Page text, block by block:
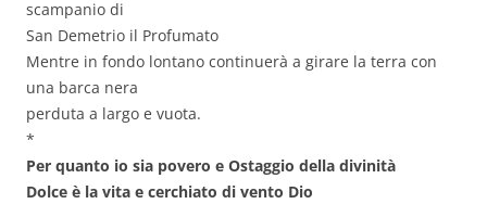
scampanio di
San Demetrio il Profumato
Mentre in fondo lontano continuerà a girare la terra con
una barca nera
perduta a largo e vuota.
*
Per quanto io sia povero e Ostaggio della divinità
Dolce è la vita e cerchiato di vento Dio